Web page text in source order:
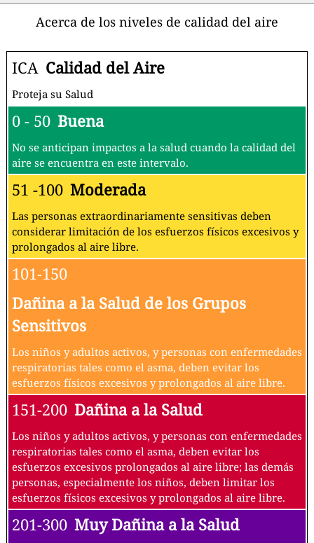
Acerca de los niveles de calidad del aire
ICA Calidad del Aire
Proteja su Salud
0 - 50 Buena
No se anticipan impactos a la salud cuando la calidad del
aire se encuentra en este intervalo.
51 -100 Moderada
Las personas extraordinariamente sensitivas deben
considerar limitación de los esfuerzos físicos excesivos y
prolongados al aire libre.
101-150
Dañina a la Salud de los Grupos
Sensitivos
Los niños y adultos activos, y personas con enfermedades
respiratorias tales como el asma, deben evitar los
esfuerzos físicos excesivos y prolongados al aire libre.
151-200 Dañina a la Salud
Los niños y adultos activos, y personas con enfermedades
respiratorias tales como el asma, deben evitar los
esfuerzos excesivos prolongados al aire libre; las demás
personas, especialmente los niños, deben limitar los
esfuerzos físicos excesivos y prolongados al aire libre.
201-300 Muy Dañina a la Salud